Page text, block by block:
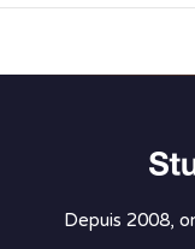
Depuis 2008,